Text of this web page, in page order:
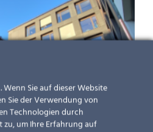
. Wenn Sie auf dieser Website
Sie der Verwendung von
Technologien durch
zu, um Ihre Erfahrung auf